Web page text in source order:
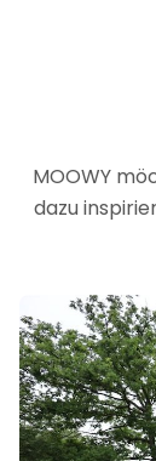
MOOWY
dazu